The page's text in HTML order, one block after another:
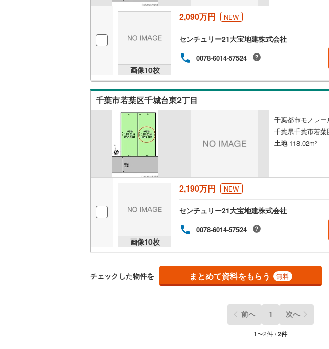
画像10枚
2,090万円 NEW
センチュリー21大宝地建株式会社
0078-6014-57524
千葉市若葉区千城台東2丁目
千葉都市モノレ
千葉県千葉市若
土地118.02m2
画像10枚
2,190万円 NEW
センチュリー21大宝地建株式会社
0078-6014-57524
チェックした物件を まとめて資料をもらう 無料
前へ 1 次へ
1〜2件 /2件
香取郡多古町(
夷隅郡御宿町(0)